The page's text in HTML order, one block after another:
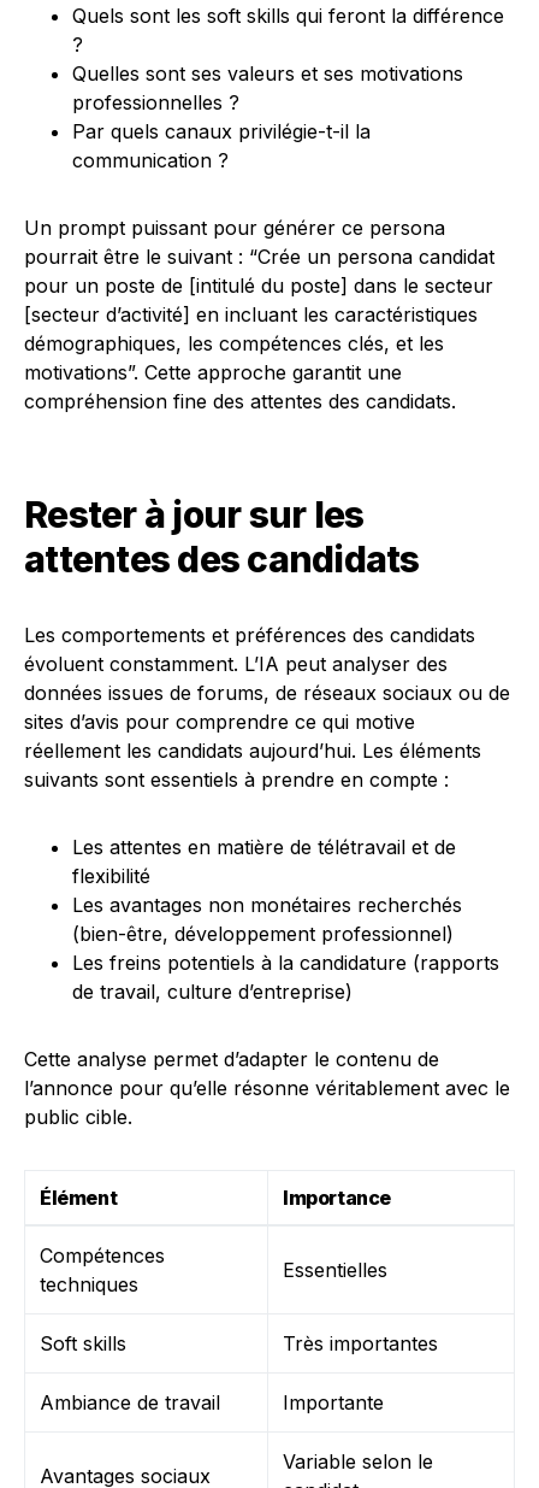
Quels sont les soft skills qui feront la différence
?
Quelles sont ses valeurs et ses motivations
professionnelles ?
Par quels canaux privilégie-t-il la
communication ?
Un prompt puissant pour générer ce persona
pourrait être le suivant : “Crée un persona candidat
pour un poste de [intitulé du poste] dans le secteur
[secteur d’activité] en incluant les caractéristiques
démographiques, les compétences clés, et les
motivations”. Cette approche garantit une
compréhension fine des attentes des candidats.
Rester à jour sur les
attentes des candidats
Les comportements et préférences des candidats
évoluent constamment. L’IA peut analyser des
données issues de forums, de réseaux sociaux ou de
sites d’avis pour comprendre ce qui motive
réellement les candidats aujourd’hui. Les éléments
suivants sont essentiels à prendre en compte :
Les attentes en matière de télétravail et de
flexibilité
Les avantages non monétaires recherchés
(bien-être, développement professionnel)
Les freins potentiels à la candidature (rapports
de travail, culture d’entreprise)
Cette analyse permet d’adapter le contenu de
l’annonce pour qu’elle résonne véritablement avec le
public cible.
Élément Importance
Compétences
techniques
Essentielles
Soft skills Très importantes
Ambiance de travail Importante
Avantages sociaux
Variable selon le